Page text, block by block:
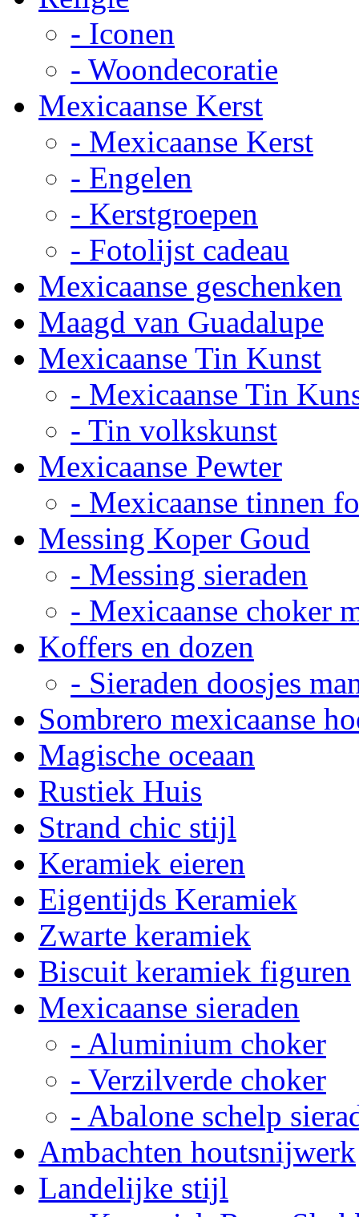
- Iconen
- Woondecoratie
Mexicaanse Kerst
- Mexicaanse Kerst
- Engelen
- Kerstgroepen
- Fotolijst cadeau
Mexicaanse geschenken
Maagd van Guadalupe
Mexicaanse Tin Kunst
- Mexicaanse Tin
- Tin volkskunst
Mexicaanse Pewter
- Mexicaanse tinnen
Messing Koper Goud
- Messing sieraden
- Mexicaanse choker
Koffers en dozen
- Sieraden doosjes
Sombrero mexicaanse
Magische oceaan
Rustiek Huis
Strand chic stijl
Keramiek eieren
Eigentijds Keramiek
Zwarte keramiek
Biscuit keramiek figuren
Mexicaanse sieraden
- Aluminium choker
- Verzilverde choker
- Abalone schelp
Ambachten houtsnijwerk
Landelijke stijl